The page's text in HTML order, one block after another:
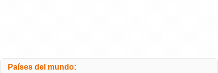
Países del mundo: